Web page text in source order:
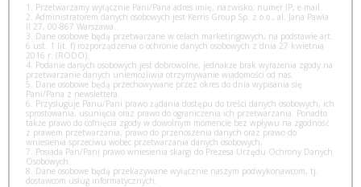
1. Przetwarzamy wyłącznie Pani/Pana adres imię, nazwisko, numer IP, e-mail.
2. Administratorem danych osobowych jest Kerris Group Sp. z o.o., al. Jana Pawła
II 27, 00-867 Warszawa.
3. Dane osobowe będą przetwarzane w celach marketingowych, na podstawie art.
6 ust. 1 lit. f) rozporządzenia o ochronie danych osobowych z dnia 27 kwietnia
2016 r. (RODO).
4. Podanie danych osobowych jest dobrowolne, jednakże brak wyrażenia zgody na
przetwarzanie danych uniemożliwia otrzymywanie wiadomości od nas.
5. Dane osobowe będą przechowywane przez okres do dnia wypisania się
Pani/Pana z newslettera.
6. Przysługuje Panu/Pani prawo żądania dostępu do treści danych osobowych, ich
sprostowania, usunięcia oraz prawo do ograniczenia ich przetwarzania. Ponadto
także prawo do cofnięcia zgody w dowolnym momencie bez wpływu na zgodność
z prawem przetwarzania, prawo do przenoszenia danych oraz prawo do
wniesienia sprzeciwu wobec przetwarzania danych osobowych,
7. Posiada Pan/Pani prawo wniesienia skargi do Prezesa Urzędu Ochrony Danych
Osobowych.
8. Dane osobowe będą przekazywane wyłącznie naszym podwykonawcom, tj.
dostawcom usług informatycznych.